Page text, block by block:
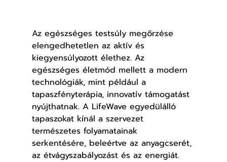
Az egészséges testsúly megőrzése
elengedhetetlen az aktív és
kiegyensúlyozott élethez. Az
egészséges életmód mellett a modern
technológiák, mint például a
tapaszfényterápia, innovatív támogatást
nyújthatnak. A LifeWave egyedülálló
tapaszokat kínál a szervezet
természetes folyamatainak
serkentésére, beleértve az anyagcserét,
az étvágyszabályozást és az energiát.